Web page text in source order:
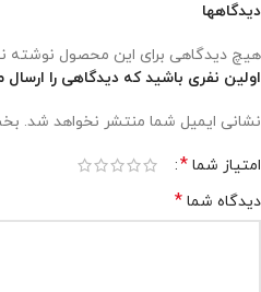
دیدگاهها
هیچ دیدگاهی برای این محصول نوشته
اولین نفری باشید که دیدگاهی را
نشانی ایمیل شما منتشر نخواهد شد.
امتیاز شما *
دیدگاه شما *